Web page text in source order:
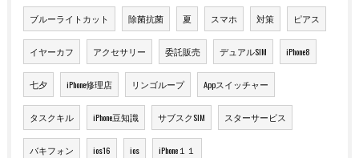
ブルーライトカット 除菌抗菌 夏 スマホ 対策 ピアス
イヤーカフ アクセサリー 委託販売 デュアルSIM iPhone8
七夕 iPhone修理店 リンゴループ Appスイッチャー
タスクキル iPhone豆知識 サブスクSIM スターサービス
バキフォン ios16 ios iPhone１１